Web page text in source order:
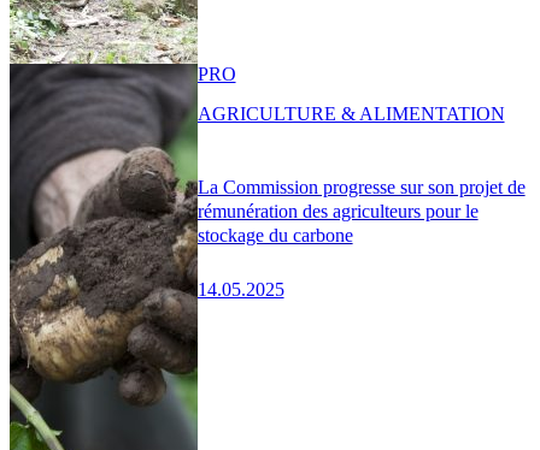
La Commission progresse sur son projet de
rémunération des agriculteurs pour le
stockage du carbone
14.05.2025
PRO
AGRICULTURE & ALIMENTATION